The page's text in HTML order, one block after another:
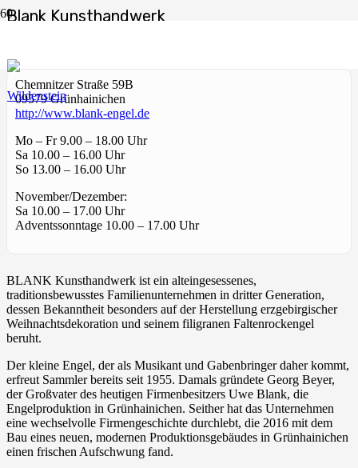
Blank Kunsthandwerk
Blank Kunsthandwerk
Chemnitzer Straße 59B
09579 Grünhainichen
http://www.blank-engel.de
Mo – Fr 9.00 – 18.00 Uhr
Sa 10.00 – 16.00 Uhr
So 13.00 – 16.00 Uhr
November/Dezember:
Sa 10.00 – 17.00 Uhr
Adventssonntage 10.00 – 17.00 Uhr
BLANK Kunsthandwerk ist ein alteingesessenes,
traditionsbewusstes Familienunternehmen in dritter Generation,
dessen Bekanntheit besonders auf der Herstellung erzgebirgischer
Weihnachtsdekoration und seinem filigranen Faltenrockengel
beruht.
Der kleine Engel, der als Musikant und Gabenbringer daher kommt,
erfreut Sammler bereits seit 1955. Damals gründete Georg Beyer,
der Großvater des heutigen Firmenbesitzers Uwe Blank, die
Engelproduktion in Grünhainichen. Seither hat das Unternehmen
eine wechselvolle Firmengeschichte durchlebt, die 2016 mit dem
Bau eines neuen, modernen Produktionsgebäudes in Grünhainichen
einen frischen Aufschwung fand.